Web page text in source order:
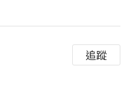
追蹤